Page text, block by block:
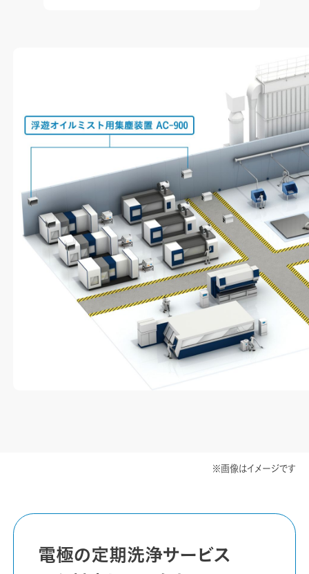
※画像はイメージです
電極の定期洗浄サービス